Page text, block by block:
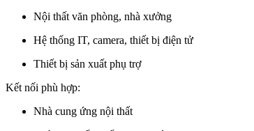
Nội thất văn phòng, nhà xưởng
Hệ thống IT, camera, thiết bị điện tử
Thiết bị sản xuất phụ trợ
Kết nối phù hợp:
Nhà cung ứng nội thất